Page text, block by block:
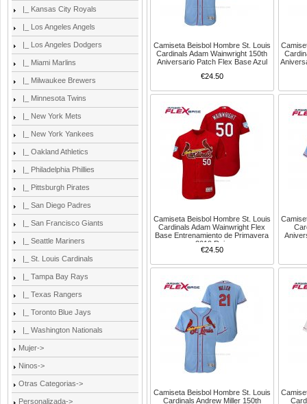
|_ Kansas City Royals
|_ Los Angeles Angels
|_ Los Angeles Dodgers
|_ Miami Marlins
|_ Milwaukee Brewers
|_ Minnesota Twins
|_ New York Mets
|_ New York Yankees
|_ Oakland Athletics
|_ Philadelphia Phillies
|_ Pittsburgh Pirates
|_ San Diego Padres
|_ San Francisco Giants
|_ Seattle Mariners
|_ St. Louis Cardinals
|_ Tampa Bay Rays
|_ Texas Rangers
|_ Toronto Blue Jays
|_ Washington Nationals
Mujer->
Ninos->
Otras Categorias->
Personalizada->
Camiseta Beisbol Hombre St. Louis
Cardinals Adam Wainwright 150th
Aniversario Patch Flex Base Azul
€24.50
Camiseta Beisbol Hombre St. Louis
Cardinals Adam Wainwright Flex
Base Entrenamiento de Primavera
2019 Rojo
€24.50
Camiseta Beisbol Hombre St. Louis
Cardinals Andrew Miller 150th